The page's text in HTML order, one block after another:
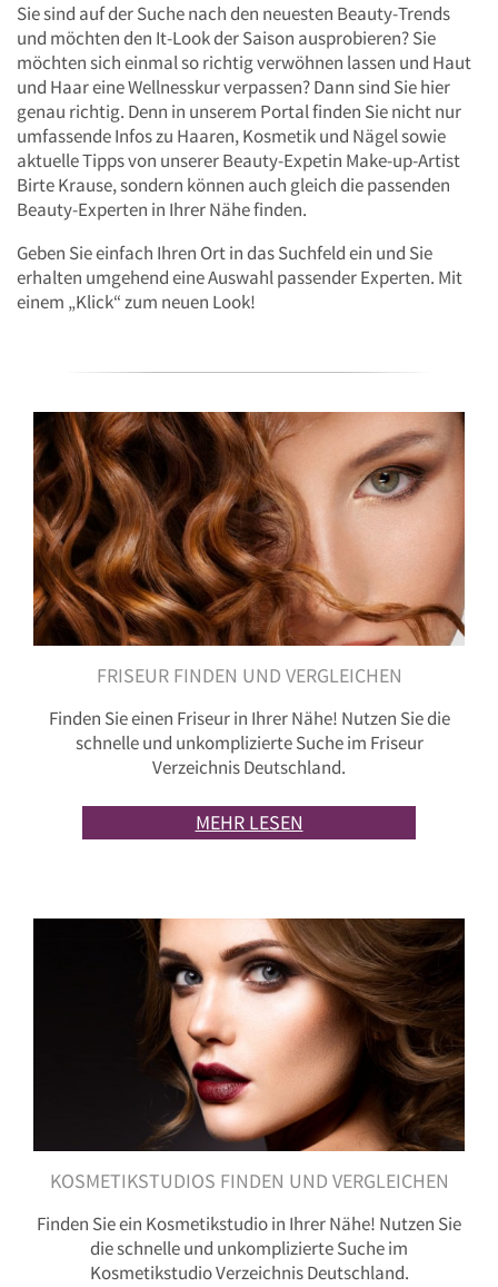
Sie sind auf der Suche nach den neuesten Beauty-Trends
und möchten den It-Look der Saison ausprobieren? Sie
möchten sich einmal so richtig verwöhnen lassen und Haut
und Haar eine Wellnesskur verpassen? Dann sind Sie hier
genau richtig. Denn in unserem Portal finden Sie nicht nur
umfassende Infos zu Haaren, Kosmetik und Nägel sowie
aktuelle Tipps von unserer Beauty-Expetin Make-up-Artist
Birte Krause, sondern können auch gleich die passenden
Beauty-Experten in Ihrer Nähe finden.
Geben Sie einfach Ihren Ort in das Suchfeld ein und Sie
erhalten umgehend eine Auswahl passender Experten. Mit
einem „Klick“ zum neuen Look!
FRISEUR FINDEN UND VERGLEICHEN
Finden Sie einen Friseur in Ihrer Nähe! Nutzen Sie die
schnelle und unkomplizierte Suche im Friseur
Verzeichnis Deutschland.
MEHR LESEN
KOSMETIKSTUDIOS FINDEN UND VERGLEICHEN
Finden Sie ein Kosmetikstudio in Ihrer Nähe! Nutzen Sie
die schnelle und unkomplizierte Suche im
Kosmetikstudio Verzeichnis Deutschland.